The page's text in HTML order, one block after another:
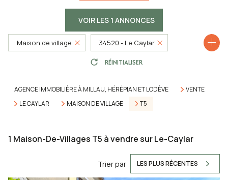
VOIR LES 1 ANNONCES
Maison de village 34520 - Le Caylar
RÉINITIALISER
AGENCE IMMOBILIÈRE À MILLAU, HÉRÉPIAN ET LODÈVE
VENTE
LE CAYLAR
MAISON DE VILLAGE T5
1 Maison-De-Villages T5 à vendre sur Le-Caylar
Trier par LES PLUS RÉCENTES